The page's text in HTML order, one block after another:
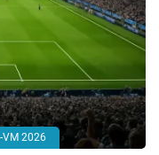
VM 2026